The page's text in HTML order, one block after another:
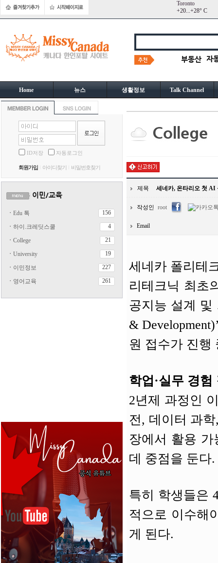
Toronto
+20...+28° C
Home 뉴스 생활정보 Talk Channel
ID저장 자동로그인
회원가입 아이디찾기 비밀번호찾기
ㆍ Edu 톡 156
ㆍ 하이.크레딧스쿨 4
ㆍ College 21
ㆍ University 19
ㆍ 이민정보 227
ㆍ 영어교육 261
제목 세네카, 온타리오 첫 AI
작성인 root
Email
세네카 폴리테
리테크닉 최초
공지능 설계 및
&
원 접수가 진행
학업·실무 경험
2년제 과정인
전, 데이터 과
장에서 활용
데 중점을 둔다.
특히 학생들은
적으로 이수해
게 된다.